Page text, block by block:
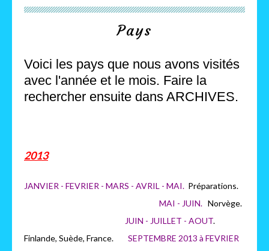
Pays
Voici les pays que nous avons visités
avec l'année et le mois. Faire la
rechercher ensuite dans ARCHIVES.
2013
JANVIER - FEVRIER - MARS - AVRIL - MAI. Préparations.
MAI - JUIN. Norvège.
JUIN - JUILLET - AOUT.
Finlande, Suède, France. SEPTEMBRE 2013 à FEVRIER